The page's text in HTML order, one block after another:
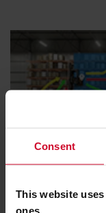
Consent
This website
ones